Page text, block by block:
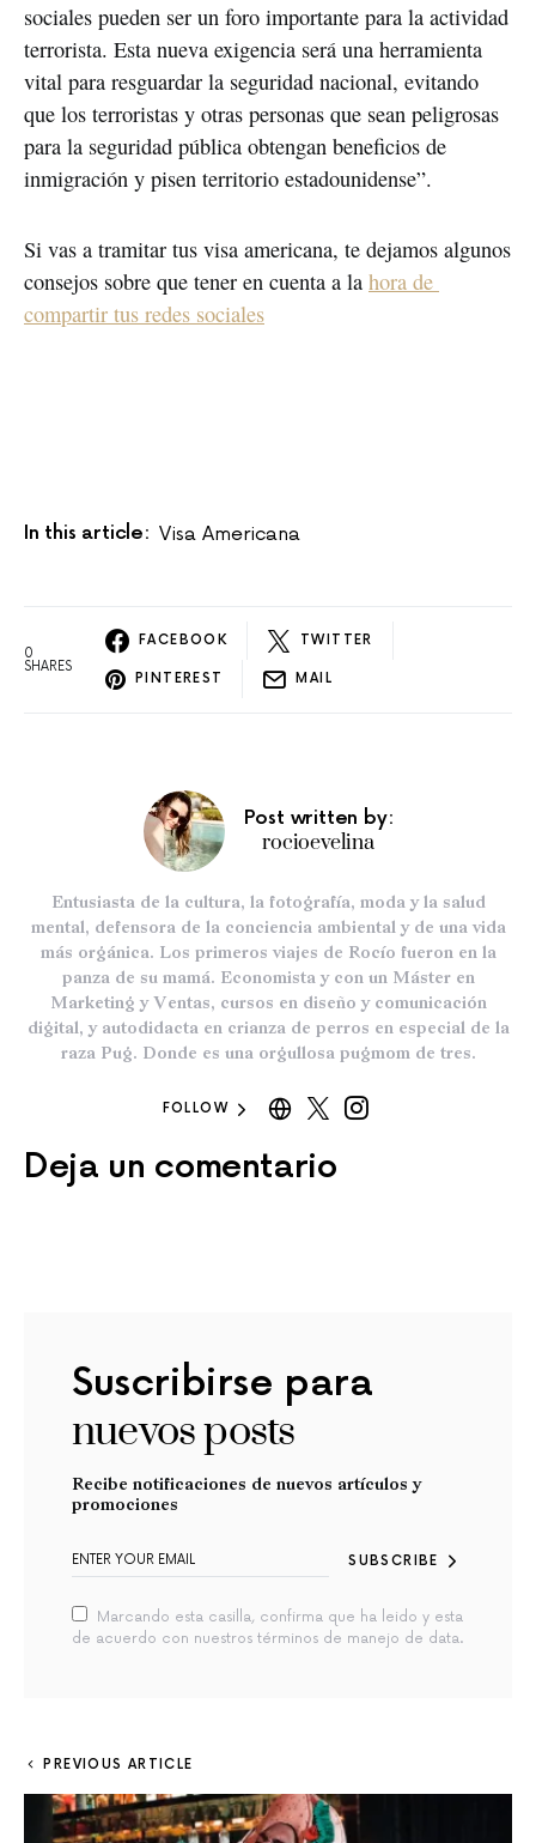
sociales pueden ser un foro importante para la actividad
terrorista. Esta nueva exigencia será una herramienta
vital para resguardar la seguridad nacional, evitando
que los terroristas y otras personas que sean peligrosas
para la seguridad pública obtengan beneficios de
inmigración y pisen territorio estadounidense”.
Si vas a tramitar tus visa americana, te dejamos algunos
consejos sobre que tener en cuenta a la hora de
compartir tus redes sociales
In this article: Visa Americana
0
SHARES
FACEBOOK TWITTER
PINTEREST MAIL
Post written by:
rocioevelina
Entusiasta de la cultura, la fotografía, moda y la salud
mental, defensora de la conciencia ambiental y de una vida
más orgánica. Los primeros viajes de Rocío fueron en la
panza de su mamá. Economista y con un Máster en
Marketing y Ventas, cursos en diseño y comunicación
digital, y autodidacta en crianza de perros en especial de la
raza Pug. Donde es una orgullosa pugmom de tres.
FOLLOW
Deja un comentario
Suscribirse para
nuevos posts
Recibe notificaciones de nuevos artículos y
promociones
SUBSCRIBE
Marcando esta casilla, confirma que ha leido y esta
de acuerdo con nuestros términos de manejo de data.
PREVIOUS ARTICLE